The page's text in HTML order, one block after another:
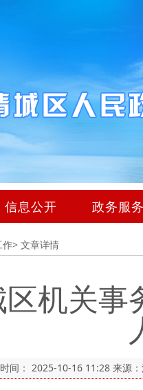
信息公开 政务服
作> 文章详情
机关
间： 2025-10-16 11:28 来源